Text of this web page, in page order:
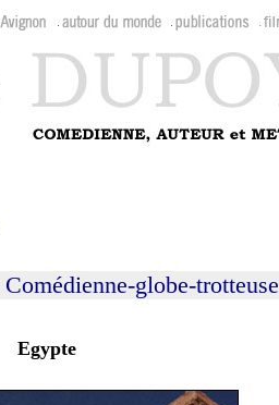
globe-trotteuse
Egypte